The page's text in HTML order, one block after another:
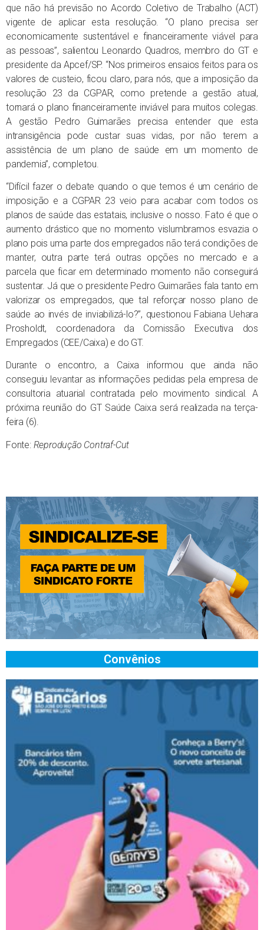
que não há previsão no Acordo Coletivo de Trabalho (ACT)
vigente de aplicar esta resolução. “O plano precisa ser
economicamente sustentável e financeiramente viável para
as pessoas”, salientou Leonardo Quadros, membro do GT e
presidente da Apcef/SP. “Nos primeiros ensaios feitos para os
valores de custeio, ficou claro, para nós, que a imposição da
resolução 23 da CGPAR, como pretende a gestão atual,
tornará o plano financeiramente inviável para muitos colegas.
A gestão Pedro Guimarães precisa entender que esta
intransigência pode custar suas vidas, por não terem a
assistência de um plano de saúde em um momento de
pandemia”, completou.
“Difícil fazer o debate quando o que temos é um cenário de
imposição e a CGPAR 23 veio para acabar com todos os
planos de saúde das estatais, inclusive o nosso. Fato é que o
aumento drástico que no momento vislumbramos esvazia o
plano pois uma parte dos empregados não terá condições de
manter, outra parte terá outras opções no mercado e a
parcela que ficar em determinado momento não conseguirá
sustentar. Já que o presidente Pedro Guimarães fala tanto em
valorizar os empregados, que tal reforçar nosso plano de
saúde ao invés de inviabilizá-lo?”, questionou Fabiana Uehara
Prosholdt, coordenadora da Comissão Executiva dos
Empregados (CEE/Caixa) e do GT.
Durante o encontro, a Caixa informou que ainda não
conseguiu levantar as informações pedidas pela empresa de
consultoria atuarial contratada pelo movimento sindical. A
próxima reunião do GT Saúde Caixa será realizada na terça-
feira (6).
Fonte: Reprodução Contraf-Cut
Convênios